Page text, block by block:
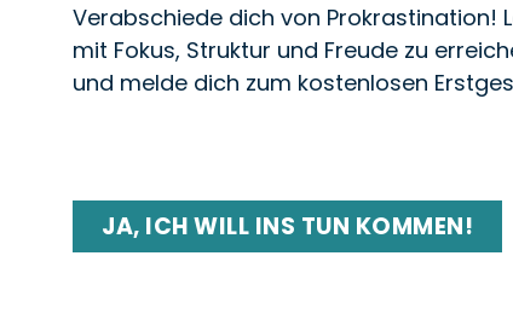
Verabschiede dich von Prokrastination!
mit Fokus, Struktur und Freude zu
und melde dich zum kostenlosen
JA, ICH WILL INS TUN KOMMEN!